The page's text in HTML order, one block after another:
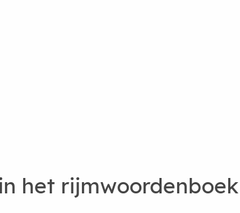
het rijmwoordenboek